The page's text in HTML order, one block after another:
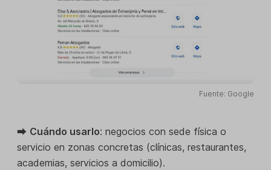
Fuente: Google
⮕ Cuándo usarlo: negocios con sede física o
servicio en zonas concretas (clínicas, restaurantes,
academias, servicios a domicilio).